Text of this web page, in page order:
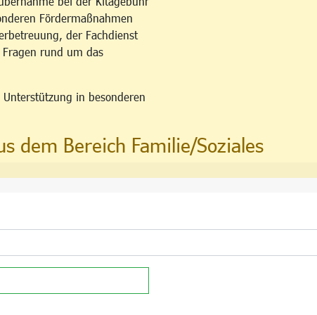
Fördermaßnahmen
der Fachdienst
rund um das
in besonderen
dem Bereich Familie/Soziales